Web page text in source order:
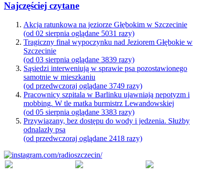
Najczęściej czytane
Akcja ratunkowa na jeziorze Głębokim w Szczecinie
(od 02 sierpnia oglądane 5031 razy)
Tragiczny finał wypoczynku nad Jeziorem Głębokie w
Szczecinie
(od 03 sierpnia oglądane 3839 razy)
Sąsiedzi interweniują w sprawie psa pozostawionego
samotnie w mieszkaniu
(od przedwczoraj oglądane 3749 razy)
Pracownicy szpitala w Barlinku ujawniają nepotyzm i
mobbing. W tle matka burmistrz Lewandowskiej
(od 05 sierpnia oglądane 3383 razy)
Przywiązany, bez dostępu do wody i jedzenia. Służby
odnalazły psa
(od przedwczoraj oglądane 2418 razy)